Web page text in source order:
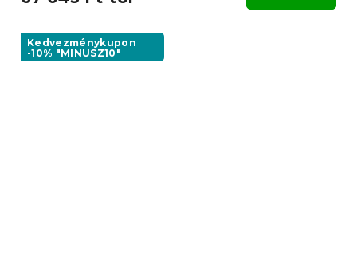
Kedvezménykupon
-10% "MINUSZ10"